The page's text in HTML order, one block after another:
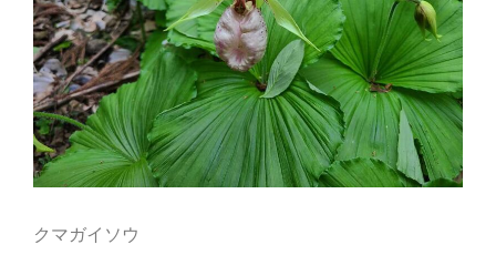
クマガイソウ